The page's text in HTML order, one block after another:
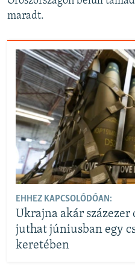
maradt.
EHHEZ KAPCSOLÓDÓAN:
Ukrajna akár százezer
juthat júniusban egy
keretében